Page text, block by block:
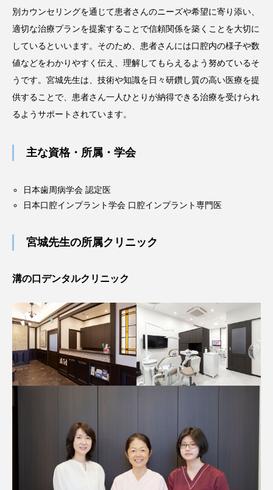
別カウンセリングを通じて患者さんのニーズや希望に寄り添い、
適切な治療プランを提案することで信頼関係を築くことを大切に
しているといいます。そのため、患者さんには口腔内の様子や数
値などをわかりやすく伝え、理解してもらえるよう努めているそ
うです。宮城先生は、技術や知識を日々研鑽し質の高い医療を提
供することで、患者さん一人ひとりが納得できる治療を受けられ
るようサポートされています。
主な資格・所属・学会
日本歯周病学会 認定医
日本口腔インプラント学会 口腔インプラント専門医
宮城先生の所属クリニック
溝の口デンタルクリニック